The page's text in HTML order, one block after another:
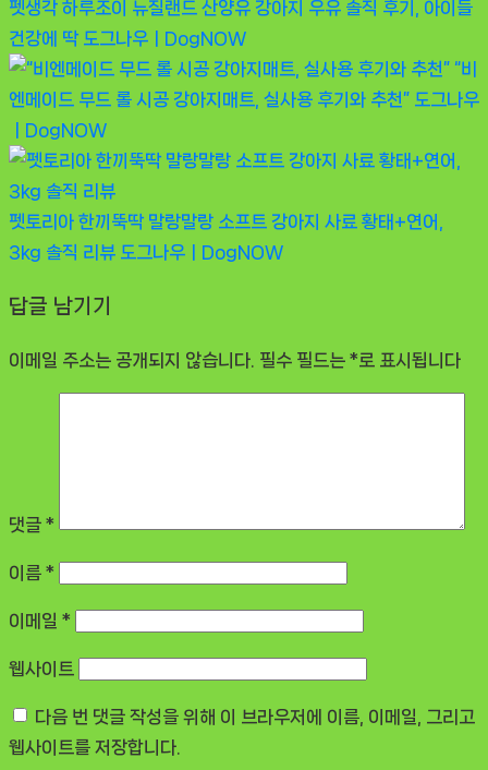
펫생각 하루조이 뉴질랜드 산양유 강아지 우유 솔직 후기, 아이들
건강에 딱 도그나우ㅣDogNOW
“비
엔메이드 무드 롤 시공 강아지매트, 실사용 후기와 추천” 도그나우
ㅣDogNOW
펫토리아 한끼뚝딱 말랑말랑 소프트 강아지 사료 황태+연어,
3kg 솔직 리뷰 도그나우ㅣDogNOW
답글 남기기
이메일 주소는 공개되지 않습니다. 필수 필드는 *로 표시됩니다
댓글 *
이름 *
이메일 *
웹사이트
다음 번 댓글 작성을 위해 이 브라우저에 이름, 이메일, 그리고
웹사이트를 저장합니다.